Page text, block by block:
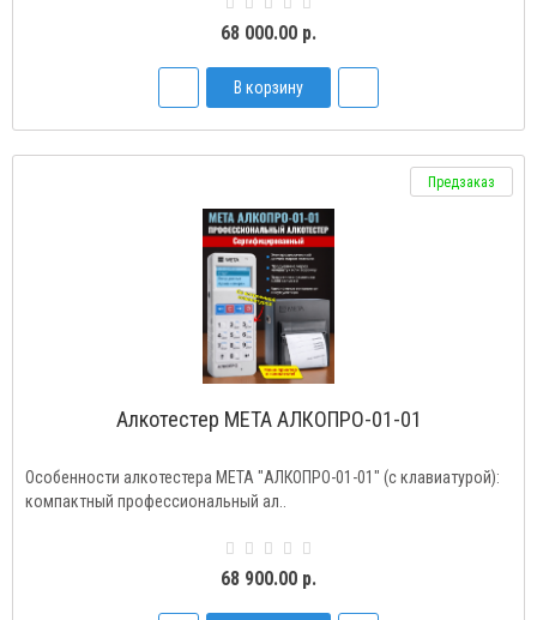
68 000.00 р.
В корзину
Предзаказ
Алкотестер МЕТА АЛКОПРО-01-01
Особенности алкотестера МЕТА "АЛКОПРО-01-01" (с клавиатурой):
компактный профессиональный ал..
68 900.00 р.